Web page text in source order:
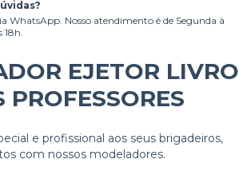
WhatsApp. Nosso atendimento é de Segunda à
18h.
EJETOR LIVRO
PROFESSORES
e profissional aos seus brigadeiros,
com nossos modeladores.